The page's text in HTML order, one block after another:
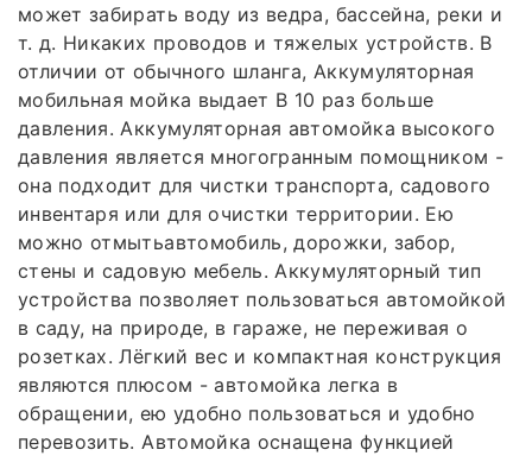
может забирать воду из ведра, бассейна, реки и
т. д. Никаких проводов и тяжелых устройств. В
отличии от обычного шланга, Аккумуляторная
мобильная мойка выдает В 10 раз больше
давления. Аккумуляторная автомойка высокого
давления является многогранным помощником -
она подходит для чистки транспорта, садового
инвентаря или для очистки территории. Ею
можно отмытьавтомобиль, дорожки, забор,
стены и садовую мебель. Аккумуляторный тип
устройства позволяет пользоваться автомойкой
в саду, на природе, в гараже, не переживая о
розетках. Лёгкий вес и компактная конструкция
являются плюсом - автомойка легка в
обращении, ею удобно пользоваться и удобно
перевозить. Автомойка оснащена функцией